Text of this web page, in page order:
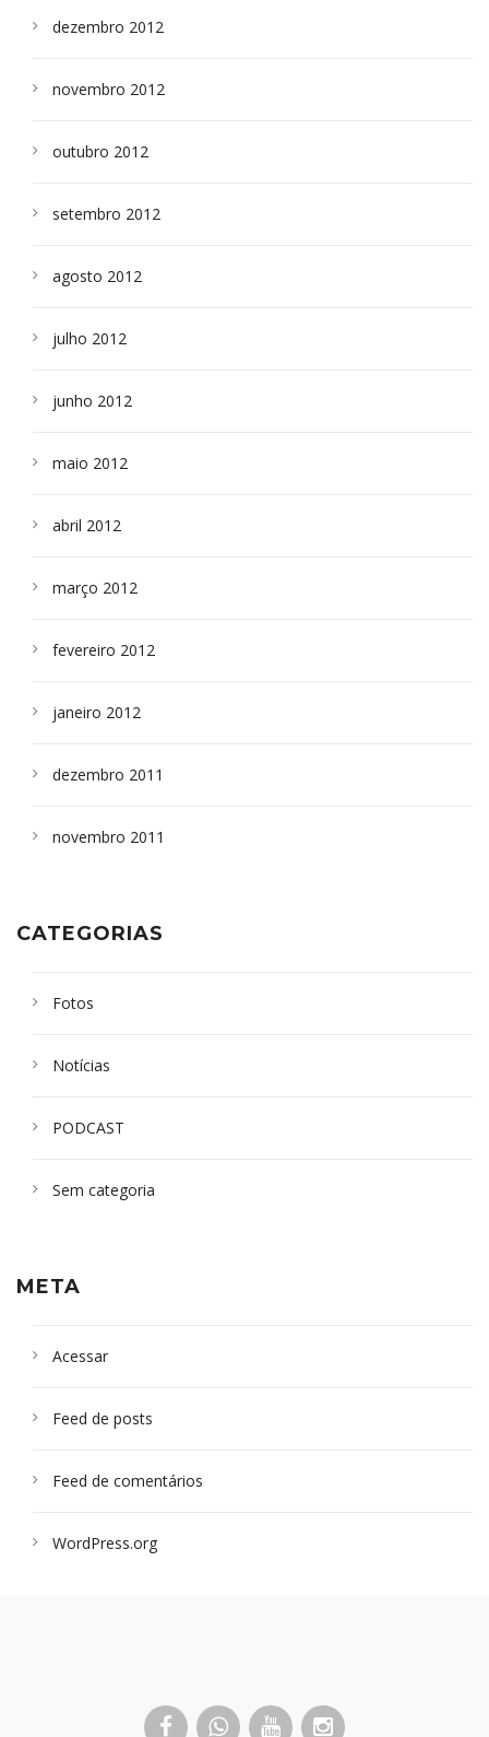
dezembro 2012
novembro 2012
outubro 2012
setembro 2012
agosto 2012
julho 2012
junho 2012
maio 2012
abril 2012
março 2012
fevereiro 2012
janeiro 2012
dezembro 2011
novembro 2011
CATEGORIAS
Fotos
Notícias
PODCAST
Sem categoria
META
Acessar
Feed de posts
Feed de comentários
WordPress.org